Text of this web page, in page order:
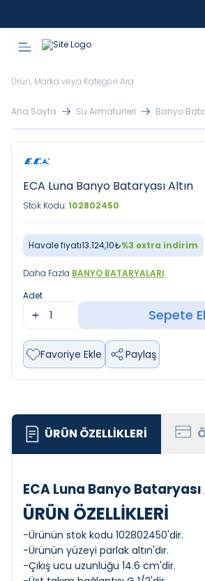
Ana Sayfa Su Armatürleri Banyo
ECA Luna Banyo Bataryası Altın
Stok Kodu:102802450
Havale fiyatı13.124,10₺%3 extra indirim
Daha Fazla BANYO BATARYALARI
Adet
Sepete
Favoriye Ekle Paylaş
ÜRÜN ÖZELLIKLERI
ECA Luna Banyo Bataryası
ÜRÜN ÖZELLİKLERİ
-Ürünün stok kodu 102802450'dir.
-Ürünün yüzeyi parlak altın'dır.
-Çıkış ucu uzunluğu 14.6 cm'dir.